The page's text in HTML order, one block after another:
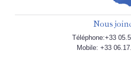
Nous
Téléphone:+33
Mobile: +33